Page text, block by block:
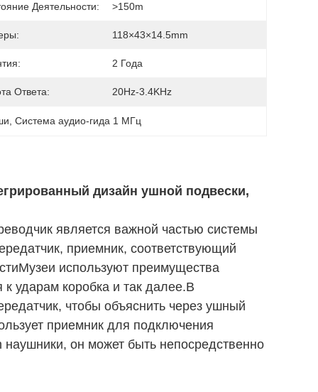
Деятельности: >150m
118×43×14.5mm
2 Года
Ответа: 20Hz-3.4KHz
, Система аудио-гида 1 МГц
дизайн ушной подвески,
является важной частью системы
приемник, соответствующий
используют преимущества
ударам коробка и так далее.В
чтобы объяснить через ушный
приемник для подключения
он может быть непосредственно